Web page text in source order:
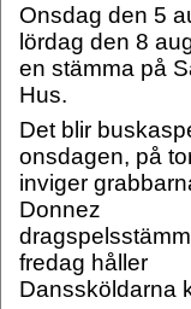
Onsdag den 5
lördag den 8
en stämma på
Hus.
Det blir
onsdagen, på
inviger
Donnez
fredag håller
Danssköldarna